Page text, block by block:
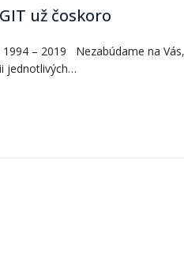
už čoskoro
1994 – 2019 Nezabúdame na
jednotlivých…